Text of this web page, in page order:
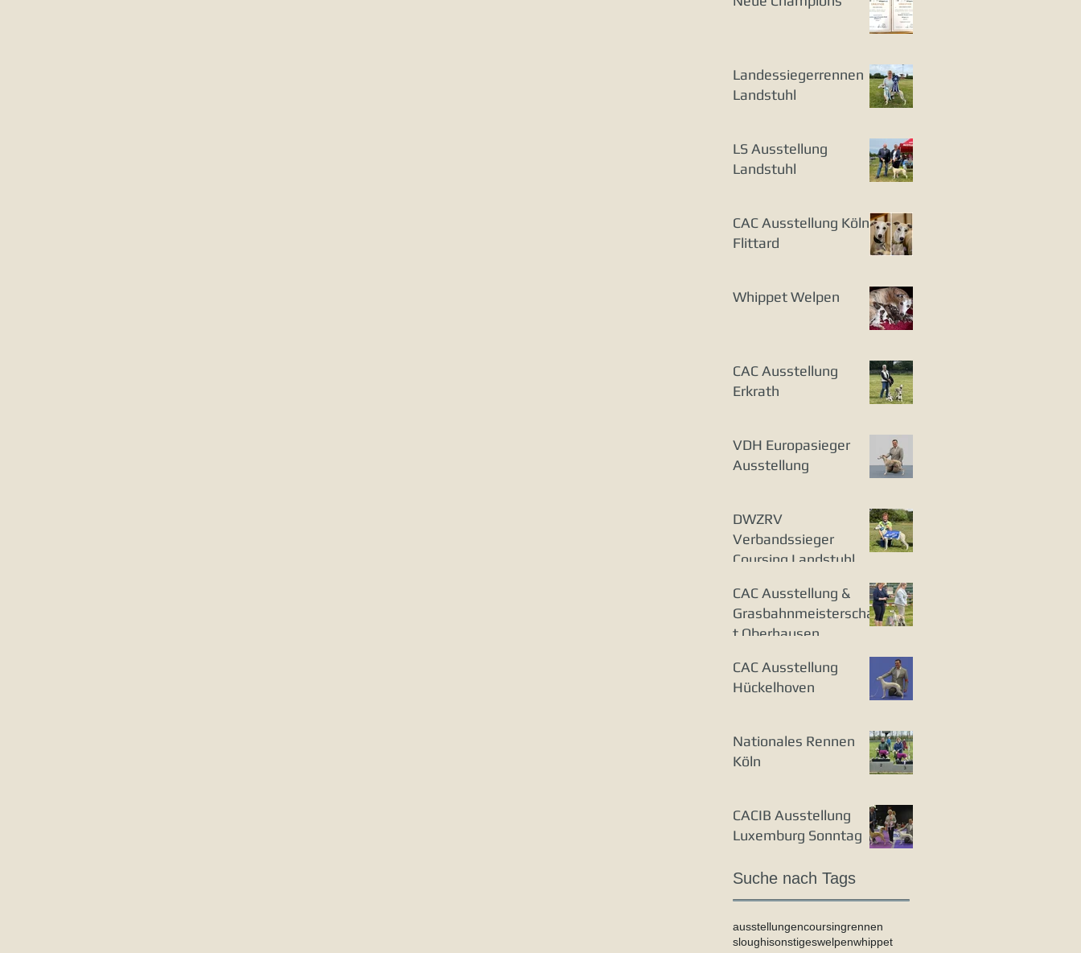
Landessiegerrennen
Landstuhl
LS Ausstellung
Landstuhl
CAC Ausstellung Köln-
Flittard
Whippet Welpen
CAC Ausstellung
Erkrath
VDH Europasieger
Ausstellung
DWZRV
Verbandssieger
Coursing Landstuhl
CAC Ausstellung &
Grasbahnmeisterschaf
t Oberhausen
CAC Ausstellung
Hückelhoven
Nationales Rennen
Köln
CACIB Ausstellung
Luxemburg Sonntag
Suche nach Tags
ausstellungencoursingrennen
sloughisonstigeswelpenwhippet